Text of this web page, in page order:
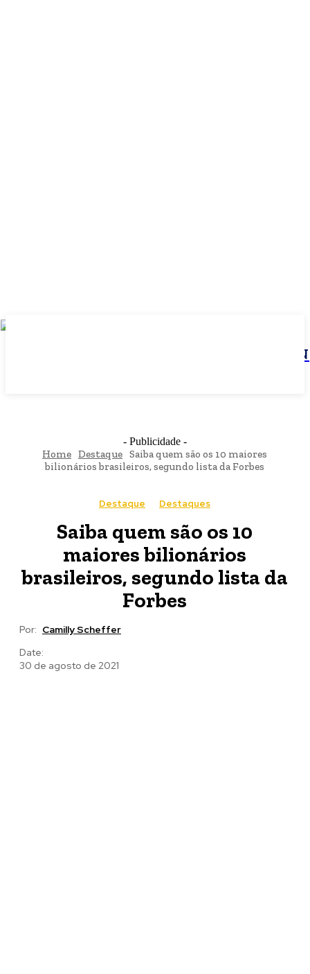
JBN
- Publicidade -
Home Destaque Saiba quem são os 10 maiores
bilionários brasileiros, segundo lista da Forbes
Destaque Destaques
Saiba quem são os 10
maiores bilionários
brasileiros, segundo lista da
Forbes
Por: Camilly Scheffer
Date:
30 de agosto de 2021